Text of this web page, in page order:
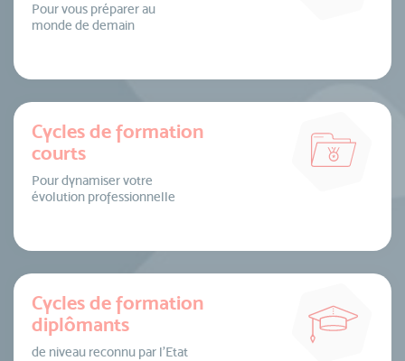
Pour vous préparer au
monde de demain
Cycles de formation
courts
Pour dynamiser votre
évolution professionnelle
Cycles de formation
diplômants
de niveau reconnu par l’Etat